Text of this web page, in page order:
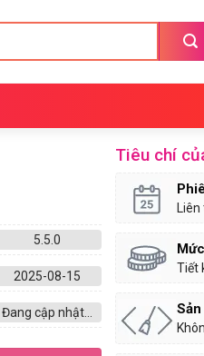
5.5.0
2025-08-15
Đang cập nhật...
Tiêu chí
Tiết